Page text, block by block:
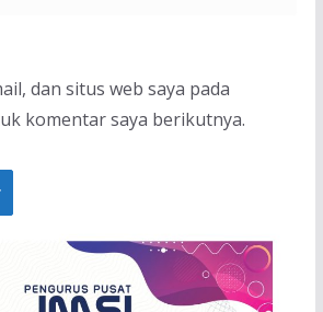
dan situs web saya pada
komentar saya berikutnya.